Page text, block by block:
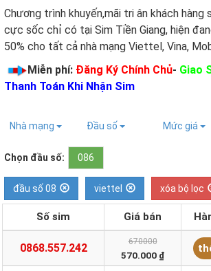
Chương trình khuyến,mãi tri ân khách hàng
cực sốc chỉ có tại Sim Tiền Giang, hiện
50% cho tất cả nhà mạng Viettel, Vina,
Miễn phí: Đăng Ký Chính Chủ- Giao
Thanh Toán Khi Nhận Sim
Nhà mạng Đầu số Mức giá
Chọn đầu số: 086
đầu số 08 viettel xóa bộ lọc
Số sim Giá bán
0868.557.242 670000
570.000 ₫